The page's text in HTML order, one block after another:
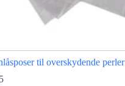
til overskydende perler